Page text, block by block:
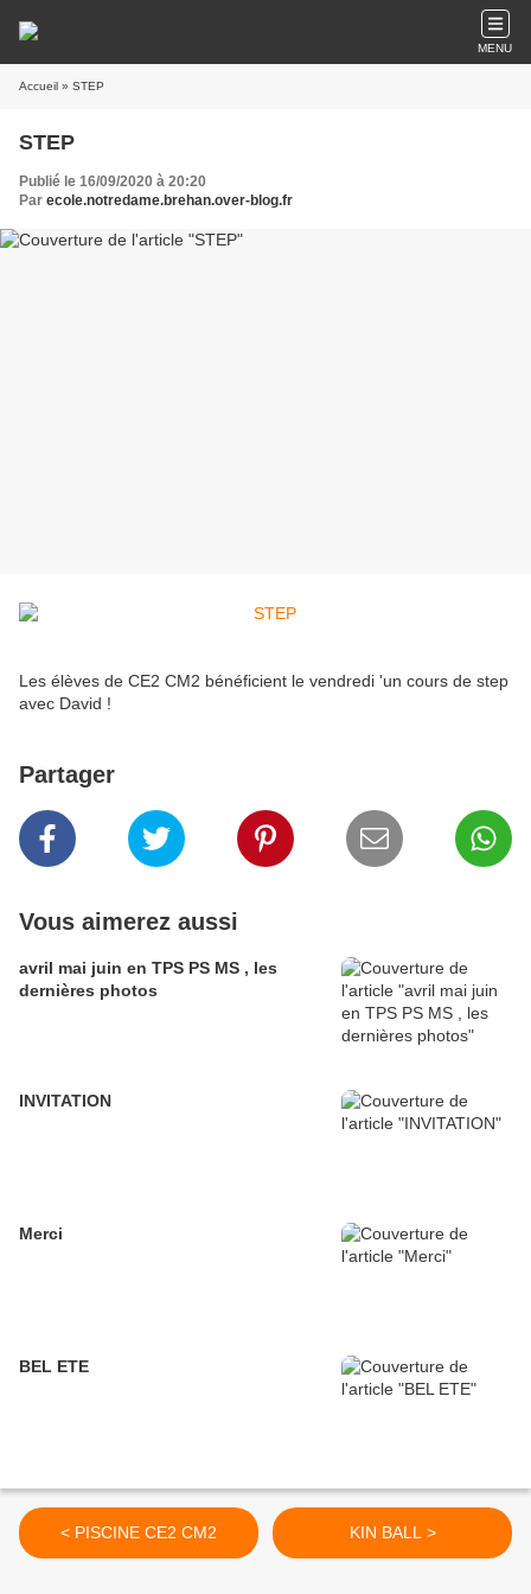
MENU
Accueil » STEP
STEP
Publié le 16/09/2020 à 20:20
Par ecole.notredame.brehan.over-blog.fr
Les élèves de CE2 CM2 bénéficient le vendredi 'un cours de step
avec David !
Partager
Vous aimerez aussi
avril mai juin en TPS PS MS , les
dernières photos
INVITATION
Merci
BEL ETE
< PISCINE CE2 CM2 KIN BALL >